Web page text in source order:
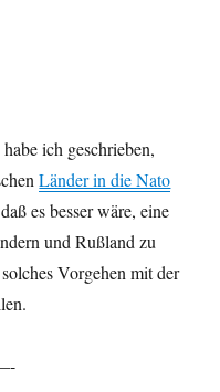
ich geschrieben,
Länder in die Nato
es besser wäre, eine
und Rußland zu
Vorgehen mit der